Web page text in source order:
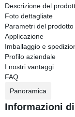
Descrizione del
Foto dettagliate
Parametri del prodotto
Applicazione
Imballaggio e
Profilo aziendale
I nostri vantaggi
FAQ
Panoramica
Informazioni